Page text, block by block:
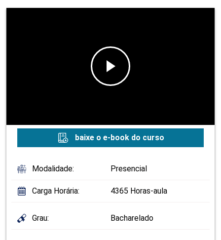
baixe o e-book do curso
Modalidade: Presencial
Carga Horária: 4365 Horas-aula
Grau: Bacharelado